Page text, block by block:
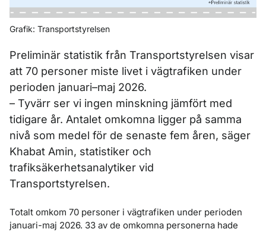
Grafik: Transportstyrelsen
Preliminär statistik från Transportstyrelsen visar
att 70 personer miste livet i vägtrafiken under
perioden januari–maj 2026.
– Tyvärr ser vi ingen minskning jämfört med
tidigare år. Antalet omkomna ligger på samma
nivå som medel för de senaste fem åren, säger
Khabat Amin, statistiker och
trafiksäkerhetsanalytiker vid
Transportstyrelsen.
Totalt omkom 70 personer i vägtrafiken under perioden
januari-maj 2026. 33 av de omkomna personerna hade